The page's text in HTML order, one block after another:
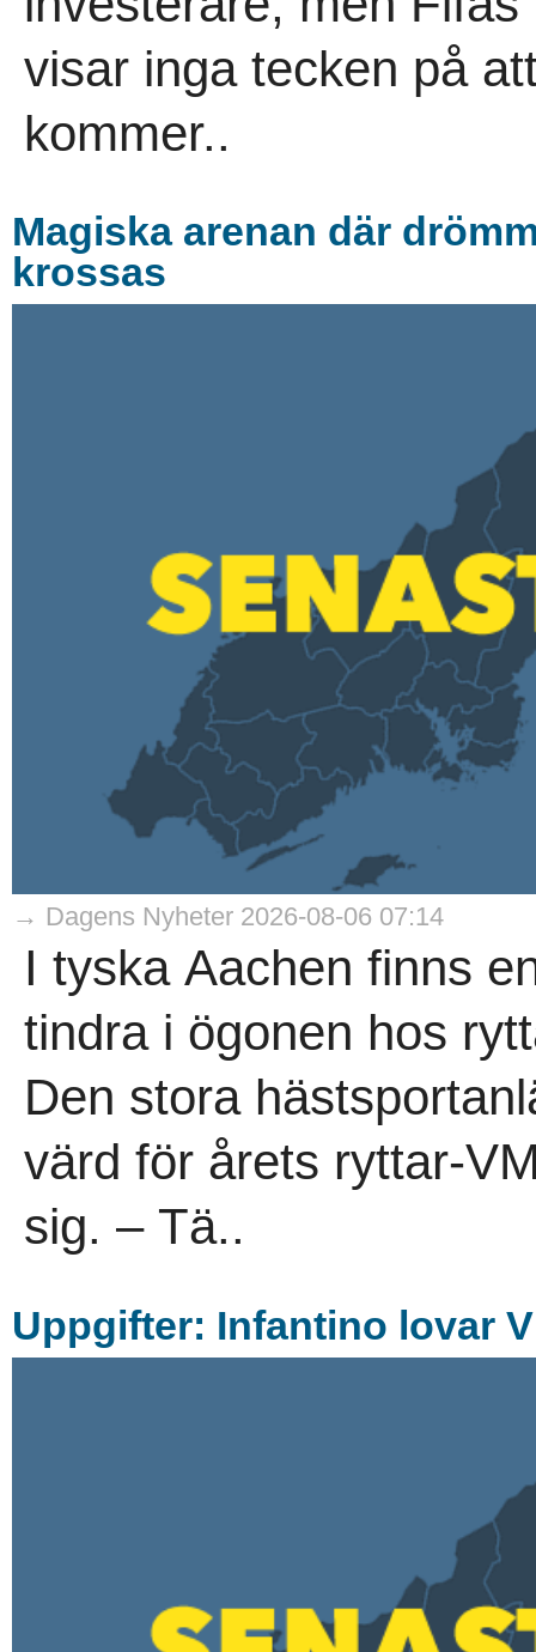
visar inga tecken på
kommer..
Magiska arenan där
krossas
→ Dagens Nyheter 2026-08-06 07:14
I tyska Aachen finns
tindra i ögonen hos
Den stora
värd för årets ryttar-
sig. – Tä..
Uppgifter: Infantino lovar